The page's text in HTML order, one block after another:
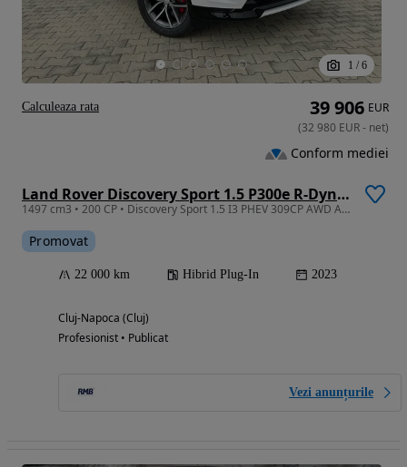
1 / 6
Land Rover Discovery Sport 1.5 P300e R-Dynamic PHEV SE
1497 cm3 • 200 CP • Discovery Sport 1.5 I3 PHEV 309CP AWD Auto, Dynamic SE
Promovat
22 000 km Hibrid Plug-In 2023
Cluj-Napoca (Cluj)
Profesionist • Publicat
Vezi anunțurile
39 906 EUR
(32 980 EUR- net)
Conform mediei
Calculeaza rata